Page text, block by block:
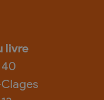
livre
40